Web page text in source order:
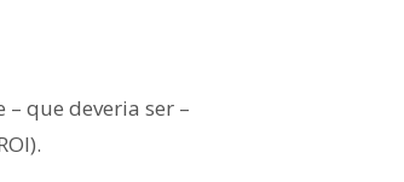
que deveria ser –